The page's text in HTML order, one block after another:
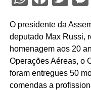
O presidente da
deputado Max Russi,
homenagem aos 20
Operações Aéreas, o
foram entregues 50
comendas a